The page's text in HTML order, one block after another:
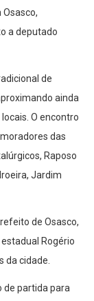
Osasco,
a deputado
de
ainda
O encontro
das
Raposo
Jardim
de Osasco,
Rogério
da cidade.
de partida para